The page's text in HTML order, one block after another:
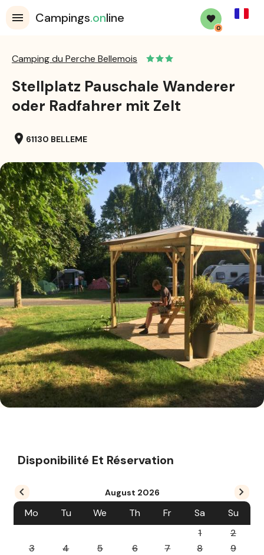
Campings.online
0
Camping du Perche Bellemois
Stellplatz Pauschale Wanderer
oder Radfahrer mit Zelt
location_on 61130 BELLEME
Disponibilité Et Réservation
August 2026
Mo Tu We Th Fr Sa
Su
1
2
3
4 5 6 7 8
9